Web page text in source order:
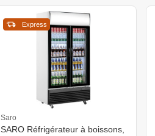
Express
Saro
SARO Réfrigérateur à boissons,